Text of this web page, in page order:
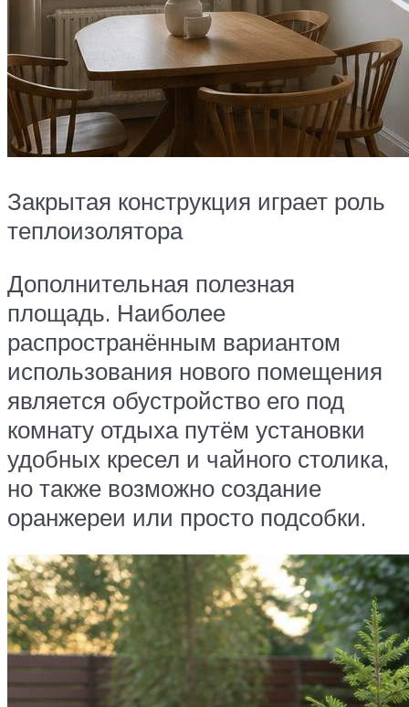
Закрытая конструкция играет роль
теплоизолятора
Дополнительная полезная
площадь. Наиболее
распространённым вариантом
использования нового помещения
является обустройство его под
комнату отдыха путём установки
удобных кресел и чайного столика,
но также возможно создание
оранжереи или просто подсобки.